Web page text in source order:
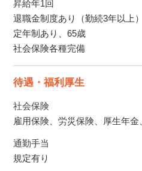
昇給年1回
退職金制度あり（勤続3年以上）
定年制あり、65歳
社会保険各種完備
待遇・福利厚生
社会保険
雇用保険、労災保険、厚生年金
通勤手当
規定有り